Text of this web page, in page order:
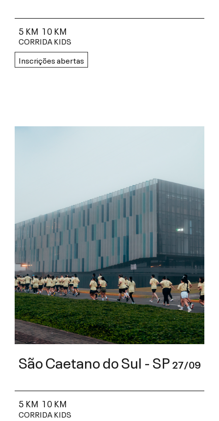
5 KM 10 KM
CORRIDA KIDS
Inscrições abertas
São Caetano do Sul - SP 27/09
5 KM 10 KM
CORRIDA KIDS